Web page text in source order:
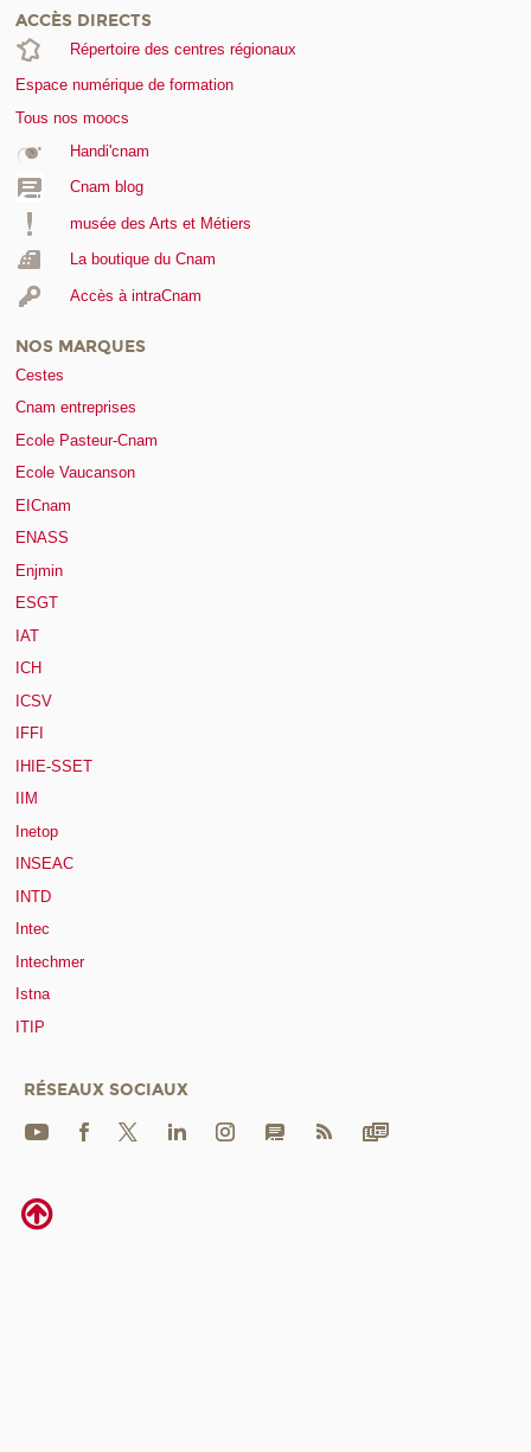
ACCÈS DIRECTS
Répertoire des centres régionaux
Espace numérique de formation
Tous nos moocs
Handi'cnam
Cnam blog
musée des Arts et Métiers
La boutique du Cnam
Accès à intraCnam
NOS MARQUES
Cestes
Cnam entreprises
Ecole Pasteur-Cnam
Ecole Vaucanson
EICnam
ENASS
Enjmin
ESGT
IAT
ICH
ICSV
IFFI
IHIE-SSET
IIM
Inetop
INSEAC
INTD
Intec
Intechmer
Istna
ITIP
RÉSEAUX SOCIAUX